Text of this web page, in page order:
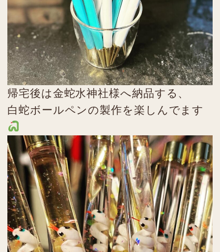
帰宅後は金蛇水神社様へ納品する、
白蛇ボールペンの製作を楽しんでます